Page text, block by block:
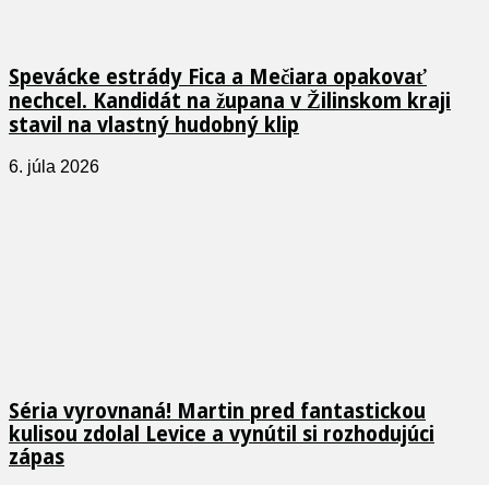
Spevácke estrády Fica a Mečiara opakovať
nechcel. Kandidát na župana v Žilinskom kraji
stavil na vlastný hudobný klip
6. júla 2026
Séria vyrovnaná! Martin pred fantastickou
kulisou zdolal Levice a vynútil si rozhodujúci
zápas